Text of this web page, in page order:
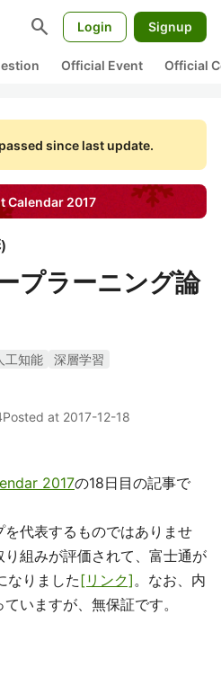
search Login Signup
Official Event Official
since last update.
Calendar 2017
)
プラーニング論
工知能
深層学習
Posted at 2017-12-18
2017の18日目の記事で
代表するものではありませ
組みが評価されて、富士通が
なりました[リンク]。なお、内
いますが、無保証です。